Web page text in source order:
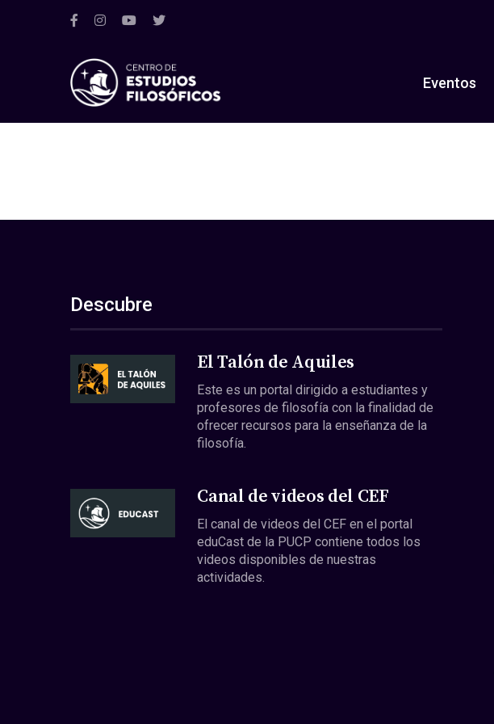
Eventos
Descubre
El Talón de Aquiles
Este es un portal dirigido a estudiantes y
profesores de filosofía con la finalidad de
ofrecer recursos para la enseñanza de la
filosofía.
Canal de videos del CEF
El canal de videos del CEF en el portal
eduCast de la PUCP contiene todos los
videos disponibles de nuestras
actividades.